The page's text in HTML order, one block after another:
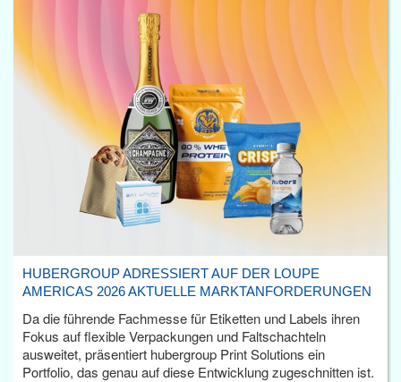
HUBERGROUP ADRESSIERT AUF DER LOUPE
AMERICAS 2026 AKTUELLE MARKTANFORDERUNGEN
Da die führende Fachmesse für Etiketten und Labels ihren
Fokus auf flexible Verpackungen und Faltschachteln
ausweitet, präsentiert hubergroup Print Solutions ein
Portfolio, das genau auf diese Entwicklung zugeschnitten ist.